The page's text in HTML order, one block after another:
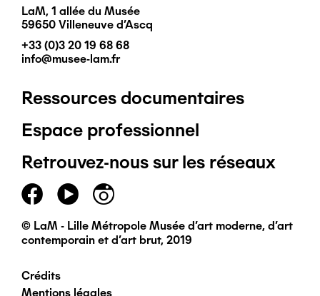
LaM, 1 allée du Musée
59650 Villeneuve d'Ascq
+33 (0)3 20 19 68 68
info@musee-lam.fr
Pied
de
page
principal
Ressources documentaires
Espace professionnel
Retrouvez-nous sur les réseaux
© LaM - Lille Métropole Musée d'art moderne, d'art
contemporain et d'art brut, 2019
Pied
Crédits
Mentions légales